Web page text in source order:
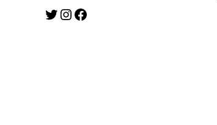
Twitter Instagram Facebook